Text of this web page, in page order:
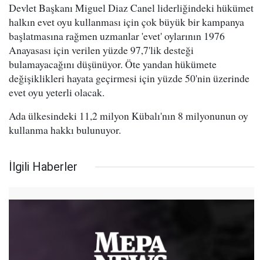
Devlet Başkanı Miguel Diaz Canel liderliğindeki hükümet
halkın evet oyu kullanması için çok büyük bir kampanya
başlatmasına rağmen uzmanlar 'evet' oylarının 1976
Anayasası için verilen yüzde 97,7'lik desteği
bulamayacağını düşünüyor. Öte yandan hükümete
değişiklikleri hayata geçirmesi için yüzde 50'nin üzerinde
evet oyu yeterli olacak.
Ada ülkesindeki 11,2 milyon Kübalı'nın 8 milyonunun oy
kullanma hakkı bulunuyor.
İlgili Haberler